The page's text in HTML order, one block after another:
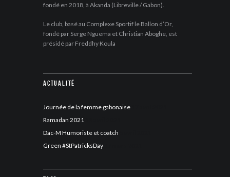
fondé en 2018, à Akanda (Libreville / Gabon).
Le club, basé au Complexe Sportif le Ballon d’Or,
fondé par Serge Nguema et Christian Aboghe, est
présidé par Freddhy Koula
Actualité
Journée de la femme gabonaise
Ramadan 2021
Dac-M Humoriste et coatch
Green #StPatricksDay